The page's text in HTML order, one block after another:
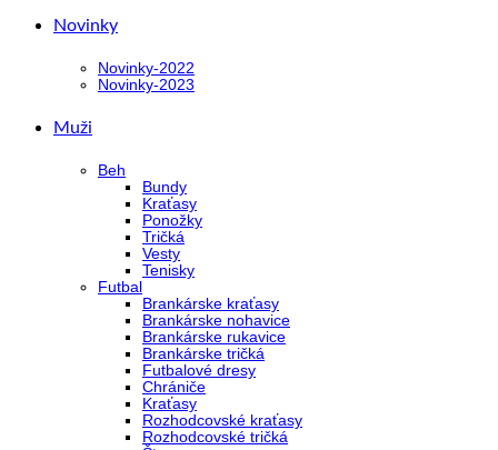
Novinky
Novinky-2022
Novinky-2023
Muži
Beh
Bundy
Kraťasy
Ponožky
Tričká
Vesty
Tenisky
Futbal
Brankárske kraťasy
Brankárske nohavice
Brankárske rukavice
Brankárske tričká
Futbalové dresy
Chrániče
Kraťasy
Rozhodcovské kraťasy
Rozhodcovské tričká